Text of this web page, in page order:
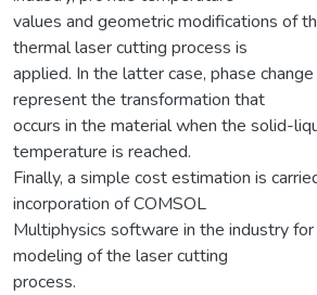
values and geometric modifications of
thermal laser cutting process is
applied. In the latter case, phase
represent the transformation that
occurs in the material when the solid-
temperature is reached.
Finally, a simple cost estimation is
incorporation of COMSOL
Multiphysics software in the industry
modeling of the laser cutting
process.